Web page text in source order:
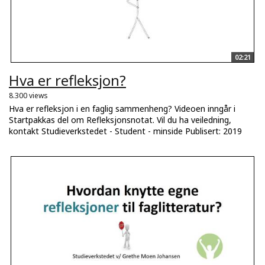
02:21
Hva er refleksjon?
8.300 views
Hva er refleksjon i en faglig sammenheng? Videoen inngår i
Startpakkas del om Refleksjonsnotat. Vil du ha veiledning,
kontakt Studieverkstedet - Student - minside Publisert: 2019